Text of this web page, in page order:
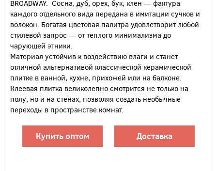
BROADWAY. Сосна, дуб, орех, бук, клен — фактура
каждого отдельного вида передана в имитации сучков и
волокон. Богатая цветовая палитра удовлетворит любой
стилевой запрос — от теплого минимализма до
чарующей этники.
Материал устойчив к воздействию влаги и станет
отличной альтернативой классической керамической
плитке в ванной, кухне, прихожей или на балконе.
Клеевая плитка великолепно смотрится не только на
полу, но и на стенах, позволяя создать необычные
переходы в пространстве комнат.
Купить оптом Доставка